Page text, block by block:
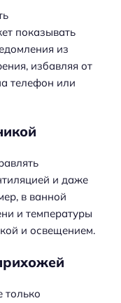
показывать
из
избавляя от
телефон или
и даже
в ванной
и температуры
и освещением.
только